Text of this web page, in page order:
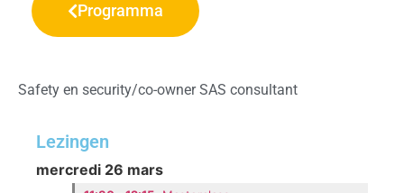
Programma
Safety en security/co-owner SAS consultant
Lezingen
mercredi 26 mars